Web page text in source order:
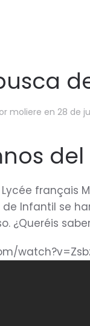
moliere en 28 de
français
de Infantil se
¿Queréis